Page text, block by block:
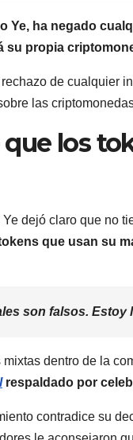
Ye, ha negado
su propia
de cualquier
las
los
dejó claro que no
que usan su
son falsos. Estoy
dentro de la
respaldado por
contradice su